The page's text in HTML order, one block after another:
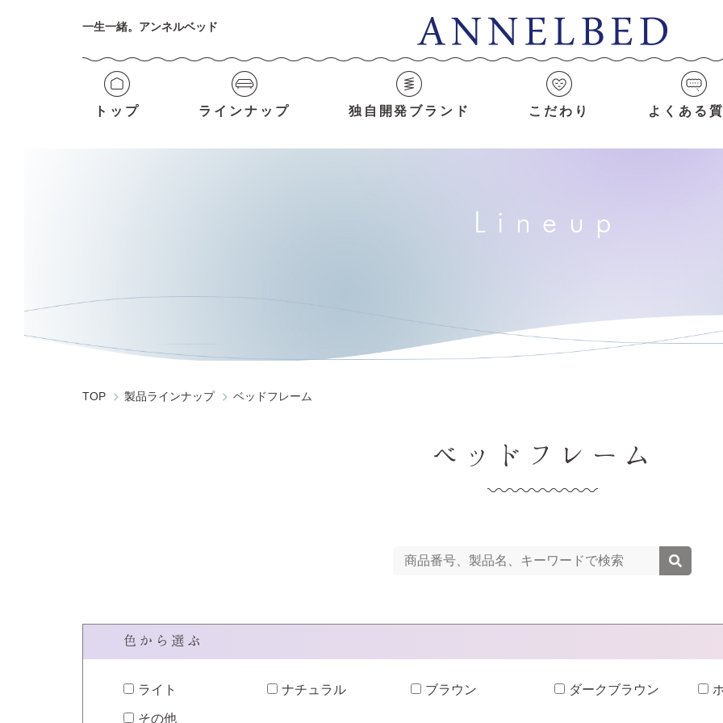
一生一緒。アンネルベッド
トップ ラインナップ 独自開発ブランド こだわり よくある
Lineup
TOP 製品ラインナップ ベッドフレーム
ベッドフレーム
色から選ぶ
ライト ナチュラル ブラウン ダークブラウン
その他